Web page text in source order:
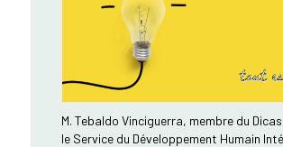
M. Tebaldo Vinciguerra, membre du
le Service du Développement Humain